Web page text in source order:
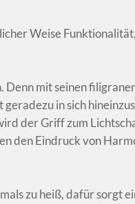
Weise Funktionalität,
Denn mit seinen
in sich
der Griff zum
den Eindruck von
zu heiß, dafür sorgt